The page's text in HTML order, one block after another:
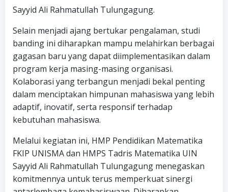
Sayyid Ali Rahmatullah Tulungagung.
Selain menjadi ajang bertukar pengalaman, studi
banding ini diharapkan mampu melahirkan berbagai
gagasan baru yang dapat diimplementasikan dalam
program kerja masing-masing organisasi.
Kolaborasi yang terbangun menjadi bekal penting
dalam menciptakan himpunan mahasiswa yang lebih
adaptif, inovatif, serta responsif terhadap
kebutuhan mahasiswa.
Melalui kegiatan ini, HMP Pendidikan Matematika
FKIP UNISMA dan HMPS Tadris Matematika UIN
Sayyid Ali Rahmatullah Tulungagung menegaskan
komitmennya untuk terus memperkuat sinergi